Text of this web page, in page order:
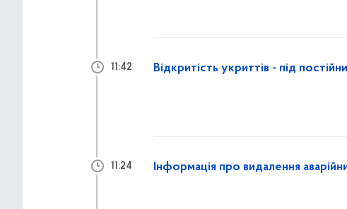
Відкритість укриттів - під
11:42
Інформація про видалення
11:24